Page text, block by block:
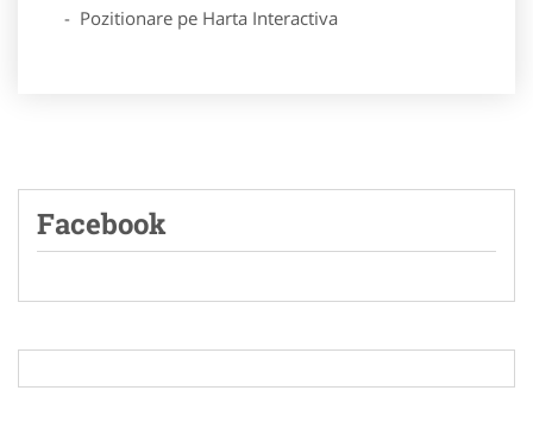
- Pozitionare pe Harta Interactiva
Facebook